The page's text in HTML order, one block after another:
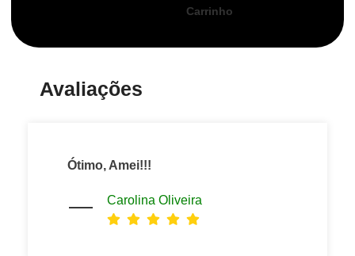
Carrinho
Avaliações
Ótimo, Amei!!!
Carolina Oliveira